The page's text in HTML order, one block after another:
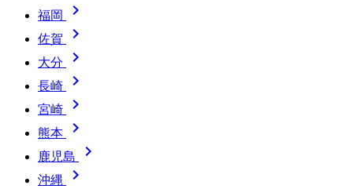
福岡 
佐賀 
大分 
長崎 
宮崎 
熊本 
鹿児島 
沖縄
